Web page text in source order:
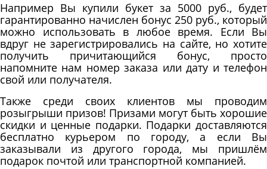
Например Вы купили букет за 5000 руб., будет
гарантированно начислен бонус 250 руб., который
можно использовать в любое время. Если Вы
вдруг не зарегистрировались на сайте, но хотите
получить причитающийся бонус, просто
напомните нам номер заказа или дату и телефон
свой или получателя.
Также среди своих клиентов мы проводим
розыгрыши призов! Призами могут быть хорошие
скидки и ценные подарки. Подарки доставляются
бесплатно курьером по городу, а если Вы
заказывали из другого города, мы пришлём
подарок почтой или транспортной компанией.